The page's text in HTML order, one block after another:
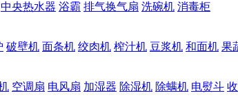
中央热水器 浴霸 排气换气扇 洗碗机 消毒柜
破壁机 面条机 绞肉机 榨汁机 豆浆机 和面机 果
空调扇 电风扇 加湿器 除湿机 除螨机 电熨斗